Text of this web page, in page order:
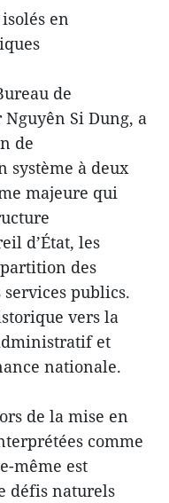
en
de
Si Dung, a
de
système à deux
majeure qui
d’État, les
des
publics.
vers la
et
nationale.
de la mise en
comme
même est
défis naturels